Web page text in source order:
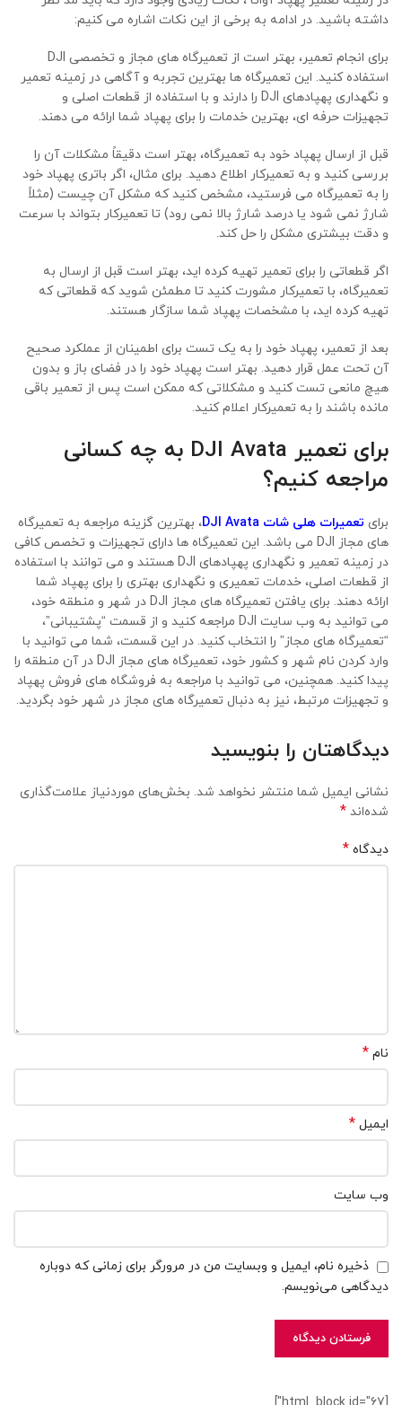
داشته باشید. در ادامه به برخی از این نکات اشاره می کنیم:
برای انجام تعمیر، بهتر است از تعمیرگاه های مجاز و تخصصی DJI
استفاده کنید. این تعمیرگاه ها بهترین تجربه و آگاهی در زمینه تعمیر
و نگهداری پهپادهای DJI را دارند و با استفاده از قطعات اصلی و
تجهیزات حرفه ای، بهترین خدمات را برای پهپاد شما ارائه می دهند.
قبل از ارسال پهپاد خود به تعمیرگاه، بهتر است دقیقاً مشکلات آن را
بررسی کنید و به تعمیرکار اطلاع دهید. برای مثال، اگر باتری پهپاد خود
را به تعمیرگاه می فرستید، مشخص کنید که مشکل آن چیست (مثلاً
شارژ نمی شود یا درصد شارژ بالا نمی رود) تا تعمیرکار بتواند با سرعت
و دقت بیشتری مشکل را حل کند.
اگر قطعاتی را برای تعمیر تهیه کرده اید، بهتر است قبل از ارسال به
تعمیرگاه، با تعمیرکار مشورت کنید تا مطمئن شوید که قطعاتی که
تهیه کرده اید، با مشخصات پهپاد شما سازگار هستند.
بعد از تعمیر، پهپاد خود را به یک تست برای اطمینان از عملکرد صحیح
آن تحت عمل قرار دهید. بهتر است پهپاد خود را در فضای باز و بدون
هیچ مانعی تست کنید و مشکلاتی که ممکن است پس از تعمیر باقی
مانده باشند را به تعمیرکار اعلام کنید.
برای تعمیر DJI Avata به چه کسانی
مراجعه کنیم؟
برای تعمیرات هلی شات DJI Avata
، بهترین گزینه مراجعه به تعمیرگاه
های مجاز DJI می باشد. این تعمیرگاه ها دارای تجهیزات و تخصص کافی
در زمینه تعمیر و نگهداری پهپادهای DJI هستند و می توانند با استفاده
از قطعات اصلی، خدمات تعمیری و نگهداری بهتری را برای پهپاد شما
ارائه دهند. برای یافتن تعمیرگاه های مجاز DJI در شهر و منطقه خود،
می توانید به وب سایت DJI مراجعه کنید و از قسمت “پشتیبانی”،
“تعمیرگاه های مجاز” را انتخاب کنید. در این قسمت، شما می توانید با
وارد کردن نام شهر و کشور خود، تعمیرگاه های مجاز DJI در آن منطقه را
پیدا کنید. همچنین، می توانید با مراجعه به فروشگاه های فروش پهپاد
و تجهیزات مرتبط، نیز به دنبال تعمیرگاه های مجاز در شهر خود بگردید.
دیدگاهتان را بنویسید
نشانی ایمیل شما منتشر نخواهد شد. بخش‌های موردنیاز علامت‌گذاری
شده‌اند *
دیدگاه *
نام *
ایمیل *
وب‌ سایت
ذخیره نام، ایمیل و وبسایت من در مرورگر برای زمانی که دوباره
دیدگاهی می‌نویسم.